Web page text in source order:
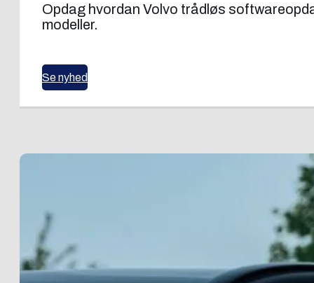
Opdag hvordan Volvo trådløs
modeller.
Se nyhed